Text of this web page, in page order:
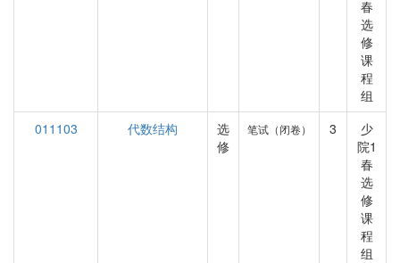
春
选
修
课
程
组
011103
代数结构
选
修
笔试（闭卷） 3
少
院1
春
选
修
课
程
组